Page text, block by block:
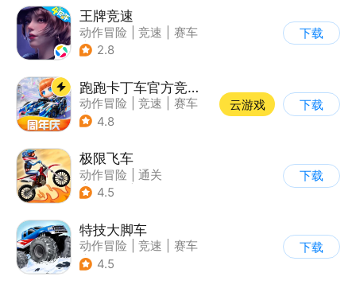
王牌竞速
动作冒险 竞速
赛车
| 漂移
2.8
下载
跑跑卡丁车官方竞速版
动作冒险 竞速
赛车
| 跑跑卡丁车
4.8
云游戏 下载
极限飞车
动作冒险
通关
| 摩托车
4.5
下载
特技大脚车
动作冒险 竞速
赛车
| 卡通
4.5
下载